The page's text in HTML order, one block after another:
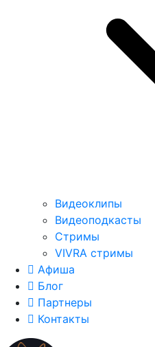
Видеоклипы
Видеоподкасты
Стримы
VIVRA стримы
Афиша
Блог
Партнеры
Контакты